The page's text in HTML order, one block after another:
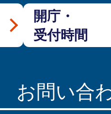
開庁・
受付時間
お問い合